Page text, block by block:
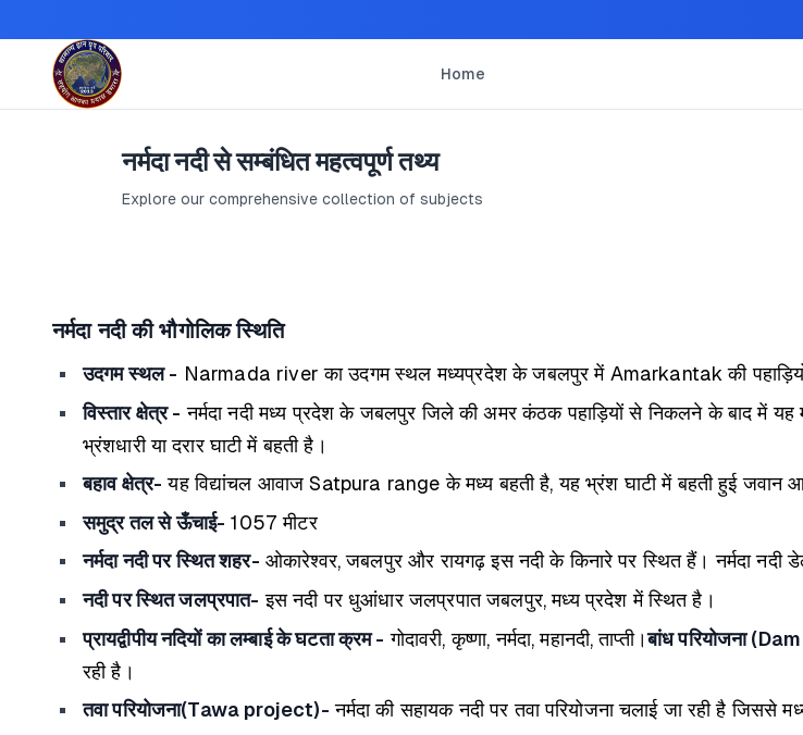
Home
नर्मदा नदी से सम्बंधित महत्वपूर्ण तथ्य
Explore our comprehensive collection of subjects
नर्मदा नदी की भौगोलिक स्थिति
उदगम स्थल - Narmada river का उदगम स्थल मध्यप्रदेश के जबलपुर में Amarkantak की
विस्तार क्षेत्र - नर्मदा नदी मध्य प्रदेश के जबलपुर जिले की अमर कंठक पहाड़ियों से निकलने के बाद में यह
भ्रंशधारी या दरार घाटी में बहती है।
बहाव क्षेत्र- यह विद्यांचल आवाज Satpura range के मध्य बहती है, यह भ्रंश घाटी में बहती हुई जवान
समुद्र तल से ऊँचाई- 1057 मीटर
नर्मदा नदी पर स्थित शहर- ओकारेश्वर, जबलपुर और रायगढ़ इस नदी के किनारे पर स्थित हैं। नर्मदा नदी
नदी पर स्थित जलप्रपात- इस नदी पर धुआंधार जलप्रपात जबलपुर, मध्य प्रदेश में स्थित है।
प्रायद्वीपीय नदियों का लम्बाई के घटता क्रम - गोदावरी, कृष्णा, नर्मदा, महानदी, ताप्ती।बांध परियोजना
रही है।
तवा परियोजना(Tawa project)- नर्मदा की सहायक नदी पर तवा परियोजना चलाई जा रही है जिससे